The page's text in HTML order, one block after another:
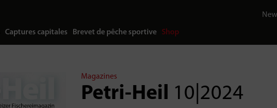
Captures capitales Brevet de pêche sportive Shop
Magazines
Petri-Heil 10|2024